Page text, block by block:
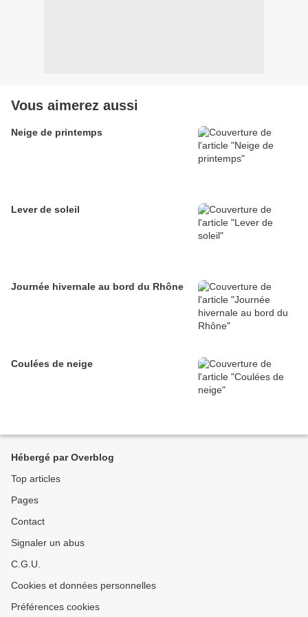
Vous aimerez aussi
Neige de printemps
Lever de soleil
Journée hivernale au bord du Rhône
Coulées de neige
Hébergé par Overblog
Top articles
Pages
Contact
Signaler un abus
C.G.U.
Cookies et données personnelles
Préférences cookies